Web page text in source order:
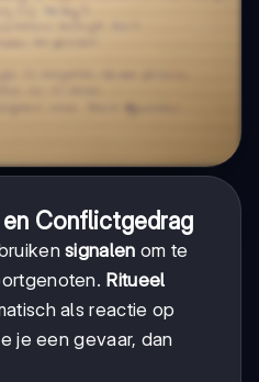
Conflictgedrag
signalen om te
Ritueel
als reactie op
je een gevaar, dan